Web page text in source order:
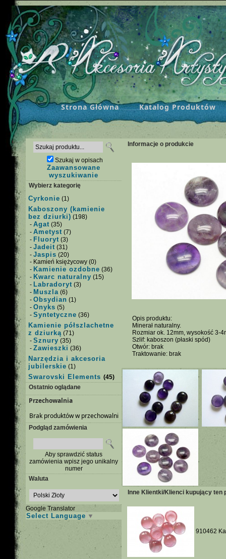
Strona Główna Katalog Produktów
Szukaj w opisach
Zaawansowane
wyszukiwanie
Wybierz kategorię
Cyrkonie (1)
Kaboszony (kamienie
bez dziurki) (198)
- Agat (35)
- Ametyst (7)
- Fluoryt (3)
- Jadeit (31)
- Jaspis (20)
- Kamień księżycowy (0)
- Kamienie ozdobne (36)
- Kwarc naturalny (15)
- Labradoryt (3)
- Muszla (6)
- Obsydian (1)
- Onyks (5)
- Syntetyczne (36)
Kamienie półszlachetne
z dziurką (71)
- Sznury (35)
- Zawieszki (36)
Narzędzia i akcesoria
jubilerskie (1)
Swarovski Elements (45)
Ostatnio oglądane
Przechowalnia
Brak produktów w przechowalni
Podgląd zamówienia
Aby sprawdzić status
zamówienia wpisz jego unikalny
numer
Waluta
Google Translator
Select Language ▼
Informacje o produkcie
Opis produktu:
Minerał naturalny.
Rozmiar ok. 12mm, wysokość 3-
Szlif: kaboszon (płaski spód)
Otwór: brak
Traktowanie: brak
Inne Klientki/Klienci kupujący ten
910462